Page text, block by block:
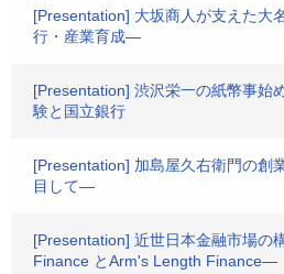
[Presentation] 大坂商人が支えた大
行・産業育成―
[Presentation] 渋沢栄一の紙幣事始
験と国立銀行
[Presentation] 加島屋久右衛門の創
目して―
[Presentation] 近世日本金融市場の
Finance とArm's Length Finance―